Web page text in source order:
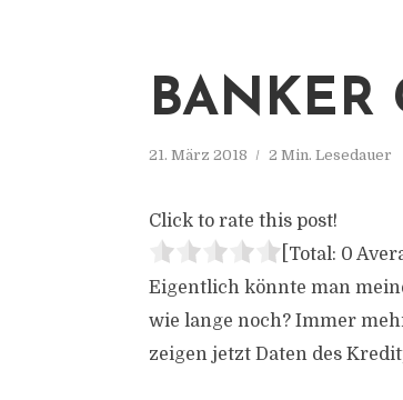
BANKER
21. März 2018 2 Min. Lesedauer
Click to rate this post!
[Total: 0
Eigentlich könnte man
wie lange noch? Immer
zeigen jetzt Daten des